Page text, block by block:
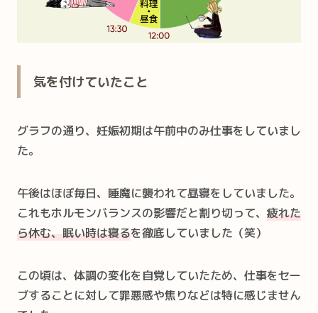
気を付けていたこと
グラフの通り、妊娠初期は午前中のみ仕事をしていまし
た。
午後はほぼ毎日、睡魔に襲われて昼寝をしていました。
これもホルモンバランスの影響だと割り切って、 疲れた
ら休む、眠い時は寝るを徹底していました（笑）
この頃は、体調の変化を自覚していたため、仕事をセー
ブすることに対して罪悪感や焦りなどは特に感じません